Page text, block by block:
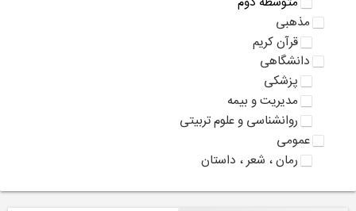
مذهبی
قرآن کریم
دانشگاهی
پزشکی
مدیریت و بیمه
روانشناسی و علوم تربیتی
عمومی
رمان ، شعر ، داستان